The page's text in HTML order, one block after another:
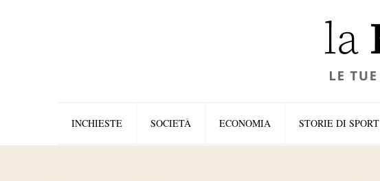
INCHIESTE SOCIETÀ ECONOMIA STORIE DI SPORT